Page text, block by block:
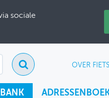
sociale
OVER